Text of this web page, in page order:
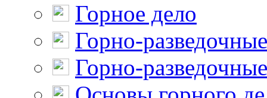
Горное дело
Горно-
Горно-